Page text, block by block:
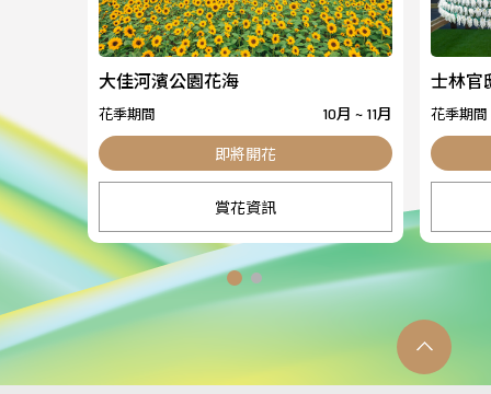
大佳河濱公園花海
花季期間 10月 ~ 11月
賞花資訊
士林官
花季期間